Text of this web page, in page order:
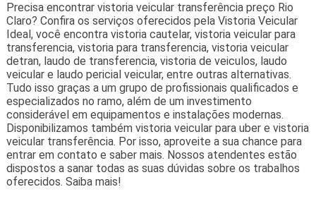
Precisa encontrar vistoria veicular transferência preço Rio
Claro? Confira os serviços oferecidos pela Vistoria Veicular
Ideal, você encontra vistoria cautelar, vistoria veicular para
transferencia, vistoria para transferencia, vistoria veicular
detran, laudo de transferencia, vistoria de veiculos, laudo
veicular e laudo pericial veicular, entre outras alternativas.
Tudo isso graças a um grupo de profissionais qualificados e
especializados no ramo, além de um investimento
considerável em equipamentos e instalações modernas.
Disponibilizamos também vistoria veicular para uber e vistoria
veicular transferência. Por isso, aproveite a sua chance para
entrar em contato e saber mais. Nossos atendentes estão
dispostos a sanar todas as suas dúvidas sobre os trabalhos
oferecidos. Saiba mais!